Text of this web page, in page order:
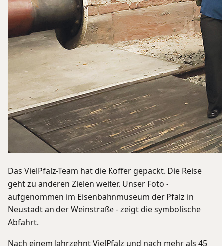
Das VielPfalz-Team hat die Koffer gepackt. Die Reise
geht zu anderen Zielen weiter. Unser Foto -
aufgenommen im Eisenbahnmuseum der Pfalz in
Neustadt an der Weinstraße - zeigt die symbolische
Abfahrt.
Nach einem Jahrzehnt VielPfalz und nach mehr als 45